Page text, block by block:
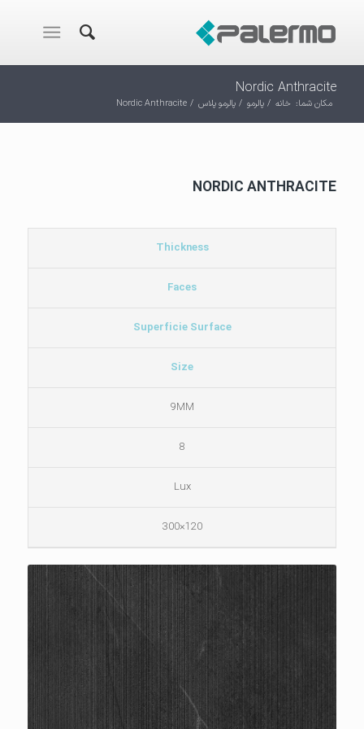
Nordic Anthracite
مکان شما: خانه / پالرمو / پالرمو پلاس /
Nordic Anthracite
NORDIC ANTHRACITE
Thickness
Faces
Superficie Surface
Size
9MM
8
Lux
120×300